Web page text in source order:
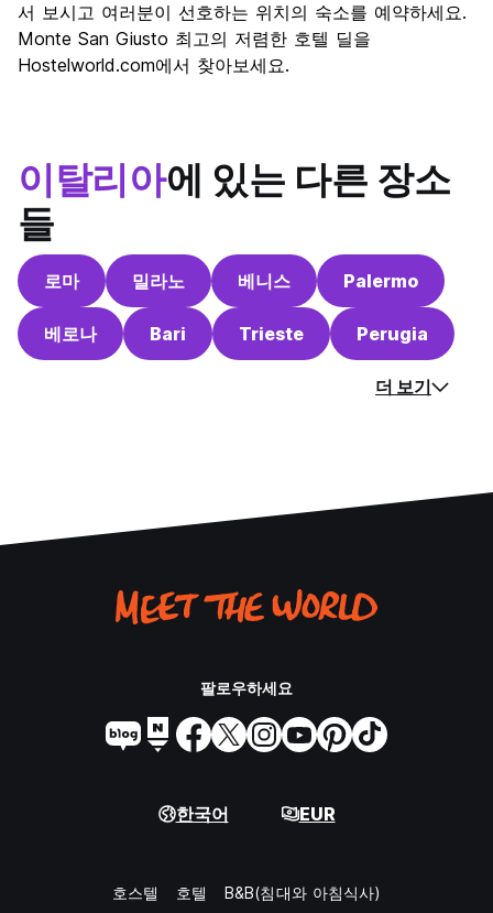
서 보시고 여러분이 선호하는 위치의 숙소를 예약하세요.
Monte San Giusto 최고의 저렴한 호텔 딜을
Hostelworld.com에서 찾아보세요.
이탈리아에 있는 다른 장소
들
로마 밀라노 베니스 Palermo
베로나 Bari Trieste Perugia
더 보기
팔로우하세요
한국어 EUR
호스텔 호텔 B&B(침대와 아침식사)